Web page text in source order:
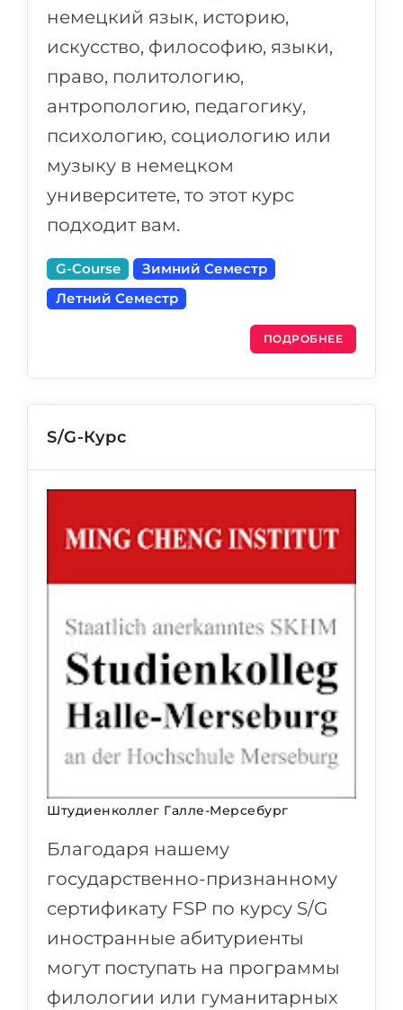
немецкий язык, историю,
искусство, философию, языки,
право, политологию,
антропологию, педагогику,
психологию, социологию или
музыку в немецком
университете, то этот курс
подходит вам.
G-Course
Зимний Семестр
Летний Семестр
ПОДРОБНЕЕ
S/G-Курс
Штудиенколлег Галле-Мерсебург
Благодаря нашему
государственно-признанному
сертификату FSP по курсу S/G
иностранные абитуриенты
могут поступать на программы
филологии или гуманитарных